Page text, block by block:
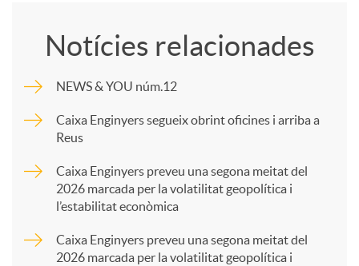
p
a
Notícies relacionades
NEWS & YOU núm.12
Caixa Enginyers segueix obrint oficines i arriba a
Reus
Caixa Enginyers preveu una segona meitat del
2026 marcada per la volatilitat geopolítica i
l’estabilitat econòmica
Caixa Enginyers preveu una segona meitat del
2026 marcada per la volatilitat geopolítica i